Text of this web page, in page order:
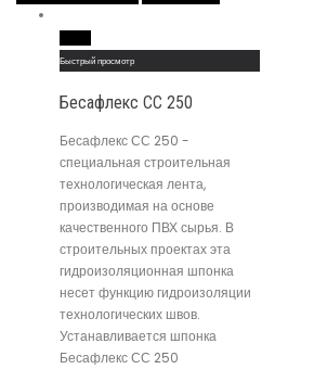
Быстрый просмотр
Бесафлекс СС 250
Бесафлекс СС 250 -
специальная строительная
технологическая лента,
производимая на основе
качественного ПВХ сырья. В
строительных проектах эта
гидроизоляционная шпонка
несет функцию гидроизоляции
технологических швов.
Устанавливается шпонка
Бесафлекс СС 250